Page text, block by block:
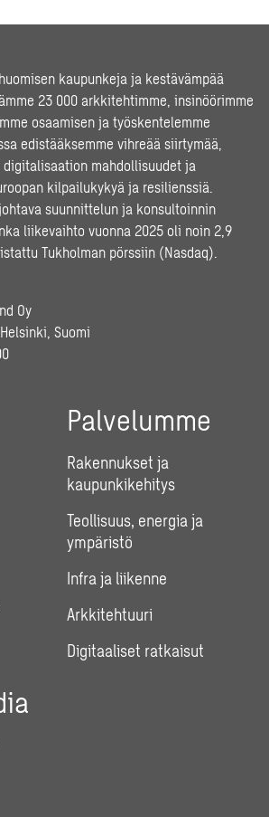
kaupunkeja ja kestävämpää
23 000 arkkitehtimme, insinöörimme
osaamisen ja työskentelemme
edistääksemme vihreää siirtymää,
digitalisaation mahdollisuudet ja
kilpailukykyä ja resilienssiä.
suunnittelun ja konsultoinnin
liikevaihto vuonna 2025 oli noin 2,9
Tukholman pörssiin (Nasdaq).
Oy
Suomi
Palvelumme
Rakennukset ja
kaupunkikehitys
Teollisuus, energia ja
ympäristö
Infra ja liikenne
Arkkitehtuuri
Digitaaliset ratkaisut